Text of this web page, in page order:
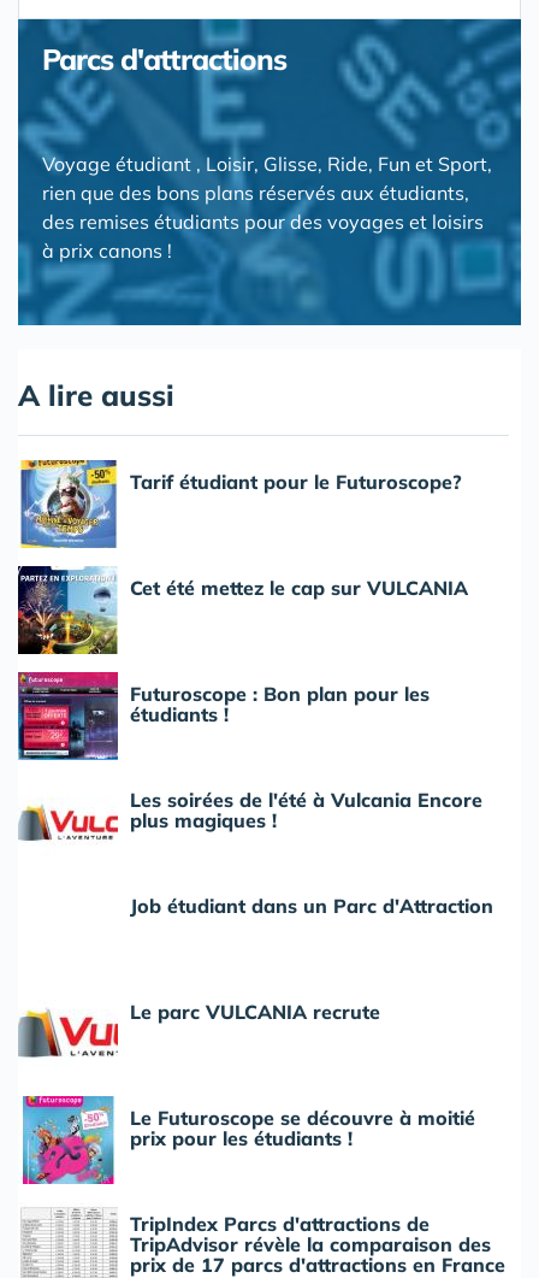
Parcs d'attractions
Voyage étudiant , Loisir, Glisse, Ride, Fun et Sport,
rien que des bons plans réservés aux étudiants,
des remises étudiants pour des voyages et loisirs
à prix canons !
A lire aussi
Tarif étudiant pour le Futuroscope?
Cet été mettez le cap sur VULCANIA
Futuroscope : Bon plan pour les
étudiants !
Les soirées de l'été à Vulcania Encore
plus magiques !
Job étudiant dans un Parc d'Attraction
Le parc VULCANIA recrute
Le Futuroscope se découvre à moitié
prix pour les étudiants !
TripIndex Parcs d'attractions de
TripAdvisor révèle la comparaison des
prix de 17 parcs d'attractions en France